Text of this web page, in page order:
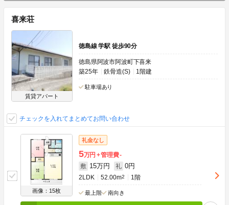
喜来荘
賃貸アパート
徳島線 学駅 徒歩90分
徳島県阿波市阿波町下喜来
築25年
鉄骨造(S) 1階建
駐車場あり
チェックを入れてまとめてお問い合わせ
画像：15枚
礼金なし
5万円 管理費-
敷 15万円 礼 0円
2LDK 52.00m2 1階
最上階 南向き